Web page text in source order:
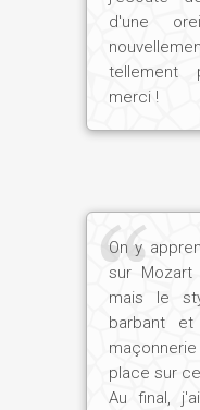
et
peu. Et il en
sans le
fameuse
franc-
Gebler : il
que l'on peut
Quand avez-
était Franc-
Christian
intrigué par
d'une
tellement
merci !
On y
sur Mozart
mais le
barbant
place sur
Au final,